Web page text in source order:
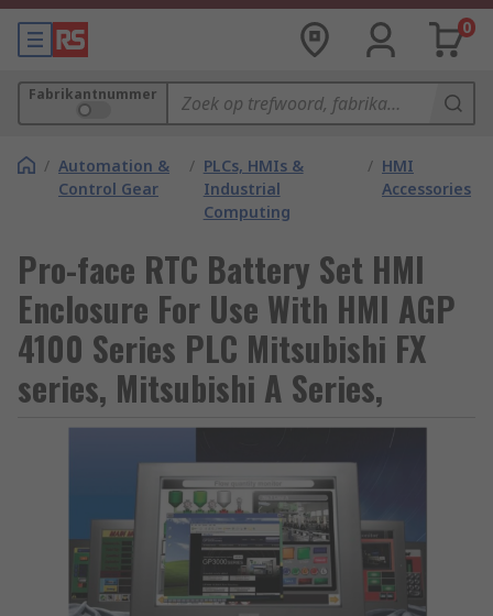
0
Fabrikantnummer
/ Automation &
Control Gear
/ PLCs, HMIs &
Industrial
Computing
/ HMI
Accessories
Pro-face RTC Battery Set HMI
Enclosure For Use With HMI AGP
4100 Series PLC Mitsubishi FX
series, Mitsubishi A Series,